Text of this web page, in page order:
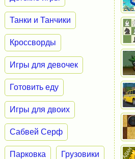
Танки и Танчики
Кроссворды
Игры для девочек
Готовить еду
Игры для двоих
Сабвей Серф
Парковка Грузовики